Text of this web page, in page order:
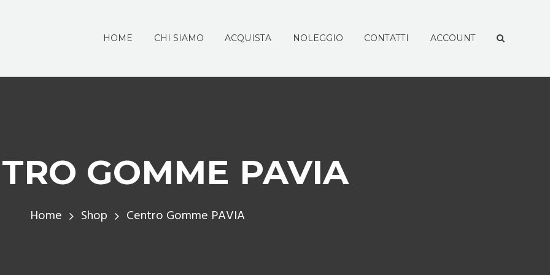
HOME CHI SIAMO ACQUISTA NOLEGGIO CONTATTI ACCOUNT
GOMME PAVIA
Home Shop Centro Gomme PAVIA